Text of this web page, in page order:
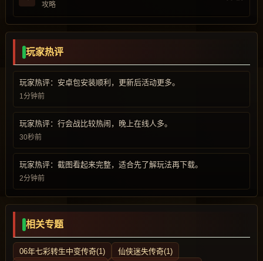
攻略
玩家热评
玩家热评：安卓包安装顺利，更新后活动更多。
1分钟前
玩家热评：行会战比较热闹，晚上在线人多。
30秒前
玩家热评：截图看起来完整，适合先了解玩法再下载。
2分钟前
相关专题
06年七彩转生中变传奇(1)
仙侠迷失传奇(1)